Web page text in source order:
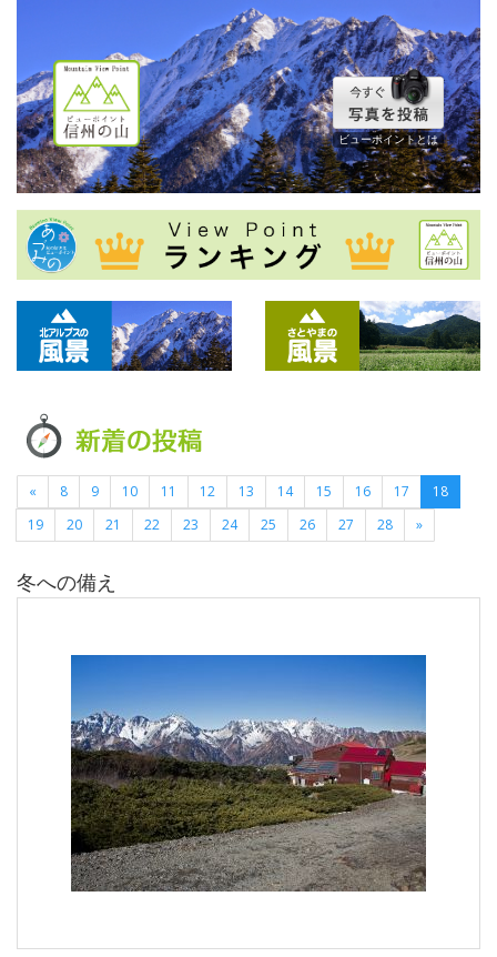
ビューポイントとは
« 8 9 10 11 12 13 14 15 16 17
18
19
20 21 22 23 24 25 26 27 28 »
冬への備え